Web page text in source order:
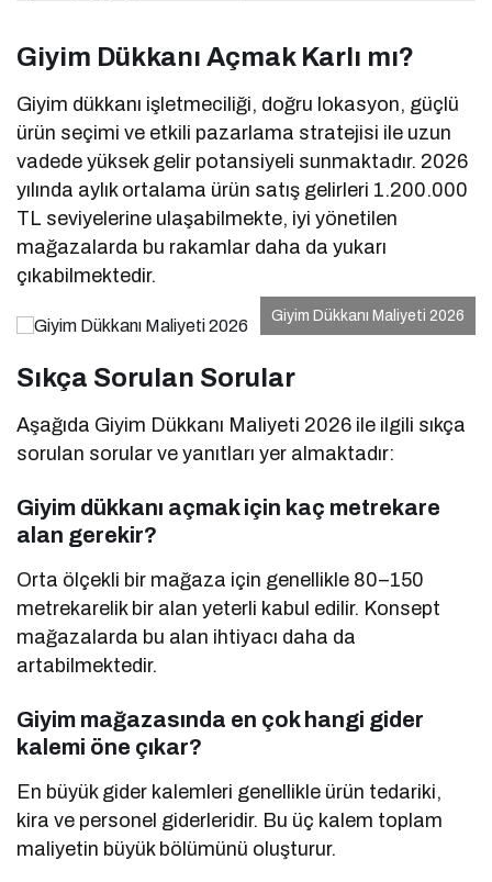
Giyim Dükkanı Açmak Karlı mı?
Giyim dükkanı işletmeciliği, doğru lokasyon, güçlü
ürün seçimi ve etkili pazarlama stratejisi ile uzun
vadede yüksek gelir potansiyeli sunmaktadır. 2026
yılında aylık ortalama ürün satış gelirleri 1.200.000
TL seviyelerine ulaşabilmekte, iyi yönetilen
mağazalarda bu rakamlar daha da yukarı
çıkabilmektedir.
Giyim Dükkanı Maliyeti 2026
Sıkça Sorulan Sorular
Aşağıda Giyim Dükkanı Maliyeti 2026 ile ilgili sıkça
sorulan sorular ve yanıtları yer almaktadır:
Giyim dükkanı açmak için kaç metrekare
alan gerekir?
Orta ölçekli bir mağaza için genellikle 80–150
metrekarelik bir alan yeterli kabul edilir. Konsept
mağazalarda bu alan ihtiyacı daha da
artabilmektedir.
Giyim mağazasında en çok hangi gider
kalemi öne çıkar?
En büyük gider kalemleri genellikle ürün tedariki,
kira ve personel giderleridir. Bu üç kalem toplam
maliyetin büyük bölümünü oluşturur.